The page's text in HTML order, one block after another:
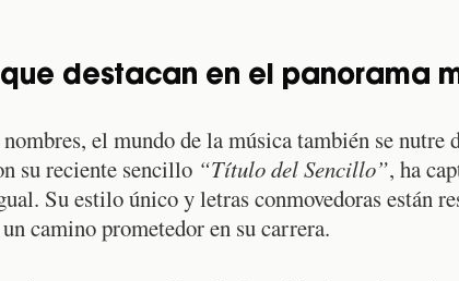
destacan en el panorama
el mundo de la música también se nutre
su reciente sencillo “Título del Sencillo”, ha
Su estilo único y letras conmovedoras están
camino prometedor en su carrera.